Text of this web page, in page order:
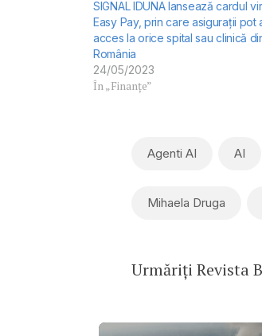
SIGNAL IDUNA lansează cardul
Easy Pay, prin care asigurații pot
acces la orice spital sau clinică
România
24/05/2023
În „Finanțe”
Agenti AI AI
Mihaela Druga
Urmăriți Revista